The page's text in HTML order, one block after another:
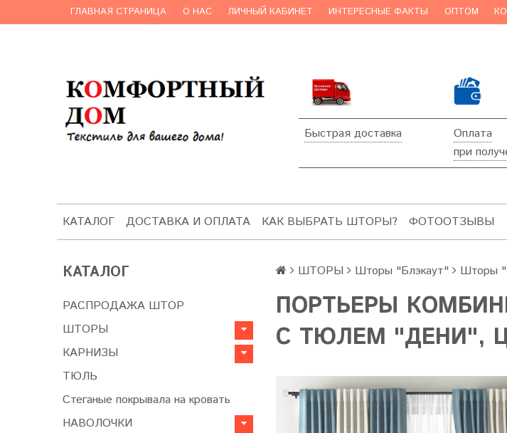
ГЛАВНАЯ СТРАНИЦА О НАС ЛИЧНЫЙ КАБИНЕТ ИНТЕРЕСНЫЕ ФАКТЫ ОПТОМ
Быстрая доставка
Оплата
при
КАТАЛОГ ДОСТАВКА И ОПЛАТА КАК ВЫБРАТЬ ШТОРЫ? ФОТООТЗЫВЫ
КАТАЛОГ
РАСПРОДАЖА ШТОР
ШТОРЫ
КАРНИЗЫ
ТЮЛЬ
Стеганые покрывала на кровать
НАВОЛОЧКИ
ШТОРЫ Шторы "Блэкаут" Шторы
ПОРТЬЕРЫ
С ТЮЛЕМ "ДЕНИ",